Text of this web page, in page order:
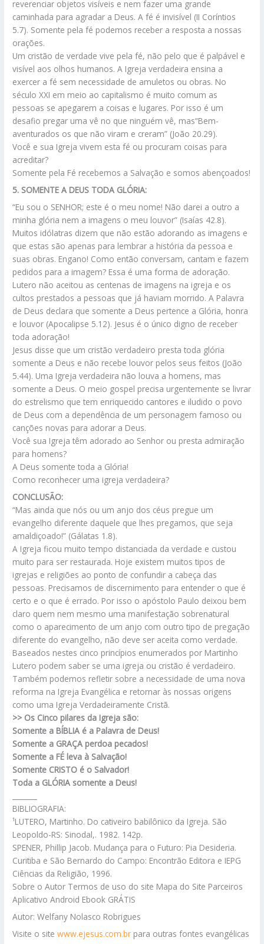
reverenciar objetos visíveis e nem fazer uma grande
caminhada para agradar a Deus. A fé é invisível (II Coríntios
5.7). Somente pela fé podemos receber a resposta a nossas
orações.
Um cristão de verdade vive pela fé, não pelo que é palpável e
visível aos olhos humanos. A Igreja verdadeira ensina a
exercer a fé sem necessidade de amuletos ou obras. No
século XXI em meio ao capitalismo é muito comum as
pessoas se apegarem a coisas e lugares. Por isso é um
desafio pregar uma vê no que ninguém vê, mas“Bem-
aventurados os que não viram e creram” (João 20.29).
Você e sua Igreja vivem esta fé ou procuram coisas para
acreditar?
Somente pela Fé recebemos a Salvação e somos abençoados!
5. SOMENTE A DEUS TODA GLÓRIA:
“Eu sou o SENHOR; este é o meu nome! Não darei a outro a
minha glória nem a imagens o meu louvor” (Isaías 42.8).
Muitos idólatras dizem que não estão adorando as imagens e
que estas são apenas para lembrar a história da pessoa e
suas obras. Engano! Como então conversam, cantam e fazem
pedidos para a imagem? Essa é uma forma de adoração.
Lutero não aceitou as centenas de imagens na igreja e os
cultos prestados a pessoas que já haviam morrido. A Palavra
de Deus declara que somente a Deus pertence a Glória, honra
e louvor (Apocalipse 5.12). Jesus é o único digno de receber
toda adoração!
Jesus disse que um cristão verdadeiro presta toda glória
somente a Deus e não recebe louvor pelos seus feitos (João
5.44). Uma Igreja verdadeira não louva a homens, mas
somente a Deus. O meio gospel precisa urgentemente se livrar
do estrelismo que tem enriquecido cantores e iludido o povo
de Deus com a dependência de um personagem famoso ou
canções novas para adorar a Deus.
Você sua Igreja têm adorado ao Senhor ou presta admiração
para homens?
A Deus somente toda a Glória!
Como reconhecer uma igreja verdadeira?
CONCLUSÃO:
“Mas ainda que nós ou um anjo dos céus pregue um
evangelho diferente daquele que lhes pregamos, que seja
amaldiçoado!” (Gálatas 1.8).
A Igreja ficou muito tempo distanciada da verdade e custou
muito para ser restaurada. Hoje existem muitos tipos de
igrejas e religiões ao ponto de confundir a cabeça das
pessoas. Precisamos de discernimento para entender o que é
certo e o que é errado. Por isso o apóstolo Paulo deixou bem
claro quem nem mesmo uma manifestação sobrenatural
como o aparecimento de um anjo com outro tipo de pregação
diferente do evangelho, não deve ser aceita como verdade.
Baseados nestes cinco princípios enumerados por Martinho
Lutero podem saber se uma igreja ou cristão é verdadeiro.
Também podemos refletir sobre a necessidade de uma nova
reforma na Igreja Evangélica e retornar às nossas origens
como uma Igreja Verdadeiramente Cristã.
>> Os Cinco pilares da Igreja são:
Somente a BÍBLIA é a Palavra de Deus!
Somente a GRAÇA perdoa pecados!
Somente a FÉ leva à Salvação!
Somente CRISTO é o Salvador!
Toda a GLÓRIA somente a Deus!
BIBLIOGRAFIA:
¹LUTERO, Martinho. Do cativeiro babilônico da Igreja. São
Leopoldo-RS: Sinodal,. 1982. 142p.
SPENER, Phillip Jacob. Mudança para o Futuro: Pia Desideria.
Curitiba e São Bernardo do Campo: Encontrão Editora e IEPG
Ciências da Religião, 1996.
Sobre o Autor Termos de uso do site Mapa do Site Parceiros
Aplicativo Android Ebook GRÁTIS
Autor: Welfany Nolasco Robrigues
Visite o sitewww.ejesus.com.br para outras fontes evangélicas